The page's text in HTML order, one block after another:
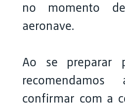
no momento
aeronave.
Ao se preparar
recomendamos
confirmar com a